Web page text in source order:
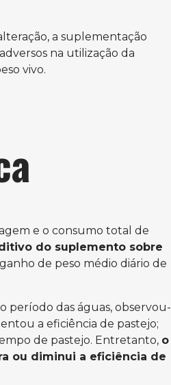
a suplementação
na utilização da
vivo.
e o consumo total de
do suplemento sobre
de peso médio diário de
período das águas, observou-
a eficiência de pastejo;
de pastejo. Entretanto, o
ou diminui a eficiência de